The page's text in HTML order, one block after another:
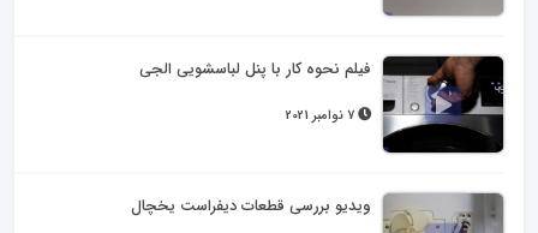
فیلم نحوه کار با پنل لباسشویی الجی
ویدیو بررسی قطعات دیفراست یخچال